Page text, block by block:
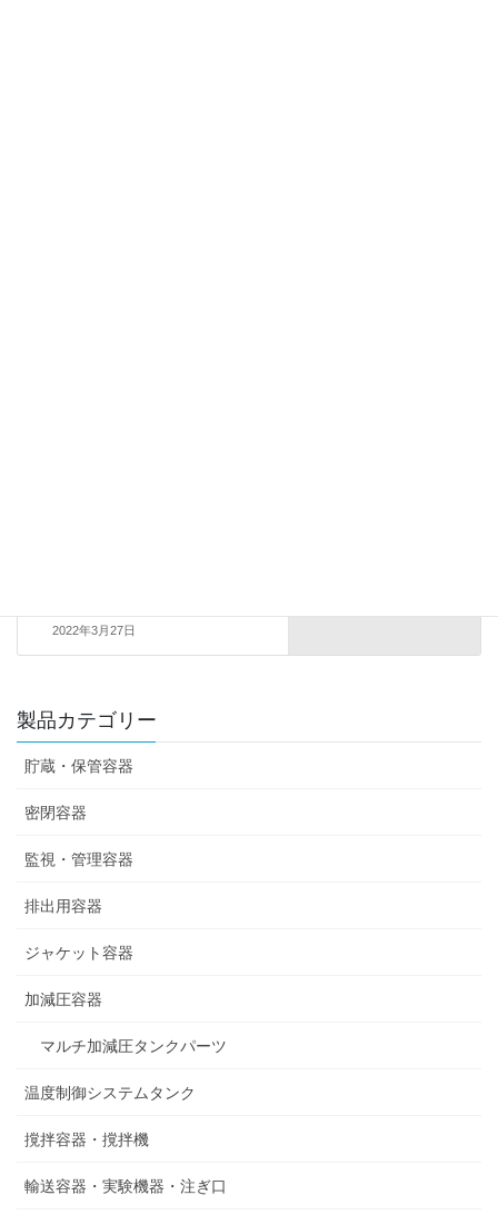
2022年3月27日
製品カテゴリー
貯蔵・保管容器
密閉容器
監視・管理容器
排出用容器
ジャケット容器
加減圧容器
マルチ加減圧タンクパーツ
温度制御システムタンク
撹拌容器・撹拌機
輸送容器・実験機器・注ぎ口